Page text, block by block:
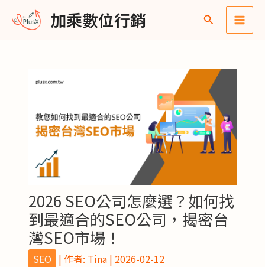
主
加乘數位行銷
Main
2026 SEO公司怎麼選？如何找
到最適合的SEO公司，揭密台
灣SEO市場！
SEO | 作者: Tina | 2026-02-12
navigation
彙